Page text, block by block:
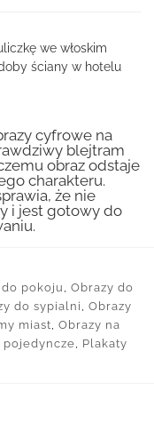
we włoskim
ściany w hotelu
cyfrowe na
blejtram
obraz odstaje
charakteru.
że nie
i jest gotowy do
pokoju, Obrazy do
do sypialni , Obrazy
miast, Obrazy na
pojedyncze, Plakaty